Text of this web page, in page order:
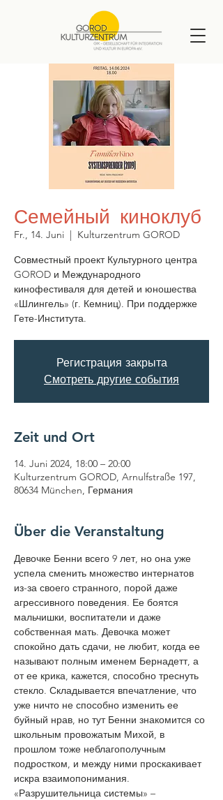
Семейный киноклуб
Fr., 14. Juni
  |
Kulturzentrum GOROD
Совместный проект Культурного центра
GOROD и Международного
кинофестиваля для детей и юношества
«Шлингель» (г. Кемниц). При поддержке
Гете-Института.
Регистрация закрыта
Смотреть другие события
Zeit und Ort
14. Juni 2024, 18:00 – 20:00
Kulturzentrum GOROD, Arnulfstraße 197,
80634 München, Германия
Über die Veranstaltung
Девочке Бенни всего 9 лет, но она уже
успела сменить множество интернатов
из-за своего странного, порой даже
агрессивного поведения. Ее боятся
мальчишки, воспитатели и даже
собственная мать. Девочка может
спокойно дать сдачи, не любит, когда ее
называют полным именем Бернадетт, а
от ее крика, кажется, способно треснуть
стекло. Складывается впечатление, что
уже ничто не способно изменить ее
буйный нрав, но тут Бенни знакомится со
школьным провожатым Михой, в
прошлом тоже неблагополучным
подростком, и между ними проскакивает
искра взаимопонимания.
«Разрушительница системы» –